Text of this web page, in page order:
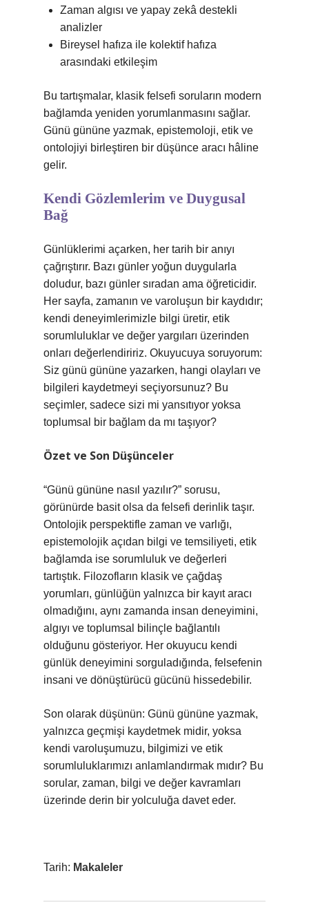
Zaman algısı ve yapay zekâ destekli
analizler
Bireysel hafıza ile kolektif hafıza
arasındaki etkileşim
Bu tartışmalar, klasik felsefi soruların modern
bağlamda yeniden yorumlanmasını sağlar.
Günü gününe yazmak, epistemoloji, etik ve
ontolojiyi birleştiren bir düşünce aracı hâline
gelir.
Kendi Gözlemlerim ve Duygusal
Bağ
Günlüklerimi açarken, her tarih bir anıyı
çağrıştırır. Bazı günler yoğun duygularla
doludur, bazı günler sıradan ama öğreticidir.
Her sayfa, zamanın ve varoluşun bir kaydıdır;
kendi deneyimlerimizle bilgi üretir, etik
sorumluluklar ve değer yargıları üzerinden
onları değerlendiririz. Okuyucuya soruyorum:
Siz günü gününe yazarken, hangi olayları ve
bilgileri kaydetmeyi seçiyorsunuz? Bu
seçimler, sadece sizi mi yansıtıyor yoksa
toplumsal bir bağlam da mı taşıyor?
Özet ve Son Düşünceler
“Günü gününe nasıl yazılır?” sorusu,
görünürde basit olsa da felsefi derinlik taşır.
Ontolojik perspektifle zaman ve varlığı,
epistemolojik açıdan bilgi ve temsiliyeti, etik
bağlamda ise sorumluluk ve değerleri
tartıştık. Filozofların klasik ve çağdaş
yorumları, günlüğün yalnızca bir kayıt aracı
olmadığını, aynı zamanda insan deneyimini,
algıyı ve toplumsal bilinçle bağlantılı
olduğunu gösteriyor. Her okuyucu kendi
günlük deneyimini sorguladığında, felsefenin
insani ve dönüştürücü gücünü hissedebilir.
Son olarak düşünün: Günü gününe yazmak,
yalnızca geçmişi kaydetmek midir, yoksa
kendi varoluşumuzu, bilgimizi ve etik
sorumluluklarımızı anlamlandırmak mıdır? Bu
sorular, zaman, bilgi ve değer kavramları
üzerinde derin bir yolculuğa davet eder.
Tarih: Makaleler